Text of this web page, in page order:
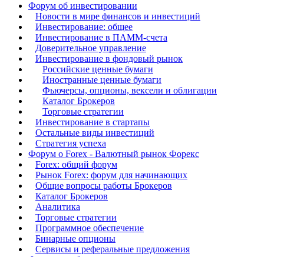
Форум об инвестировании
Новости в мире финансов и инвестиций
Инвестирование: общее
Инвестирование в ПАММ-счета
Доверительное управление
Инвестирование в фондовый рынок
Российские ценные бумаги
Иностранные ценные бумаги
Фьючерсы, опционы, вексели и облигации
Каталог Брокеров
Торговые стратегии
Инвестирование в стартапы
Остальные виды инвестиций
Стратегия успеха
Форум о Forex - Валютный рынок Форекс
Forex: общий форум
Рынок Forex: форум для начинающих
Общие вопросы работы Брокеров
Каталог Брокеров
Аналитика
Торговые стратегии
Программное обеспечение
Бинарные опционы
Сервисы и реферальные предложения